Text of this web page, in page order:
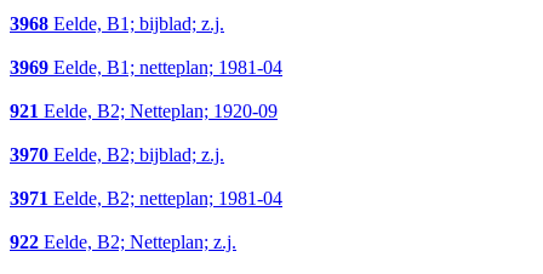
3968 Eelde, B1; bijblad; z.j.
3969 Eelde, B1; netteplan; 1981-04
921 Eelde, B2; Netteplan; 1920-09
3970 Eelde, B2; bijblad; z.j.
3971 Eelde, B2; netteplan; 1981-04
922 Eelde, B2; Netteplan; z.j.